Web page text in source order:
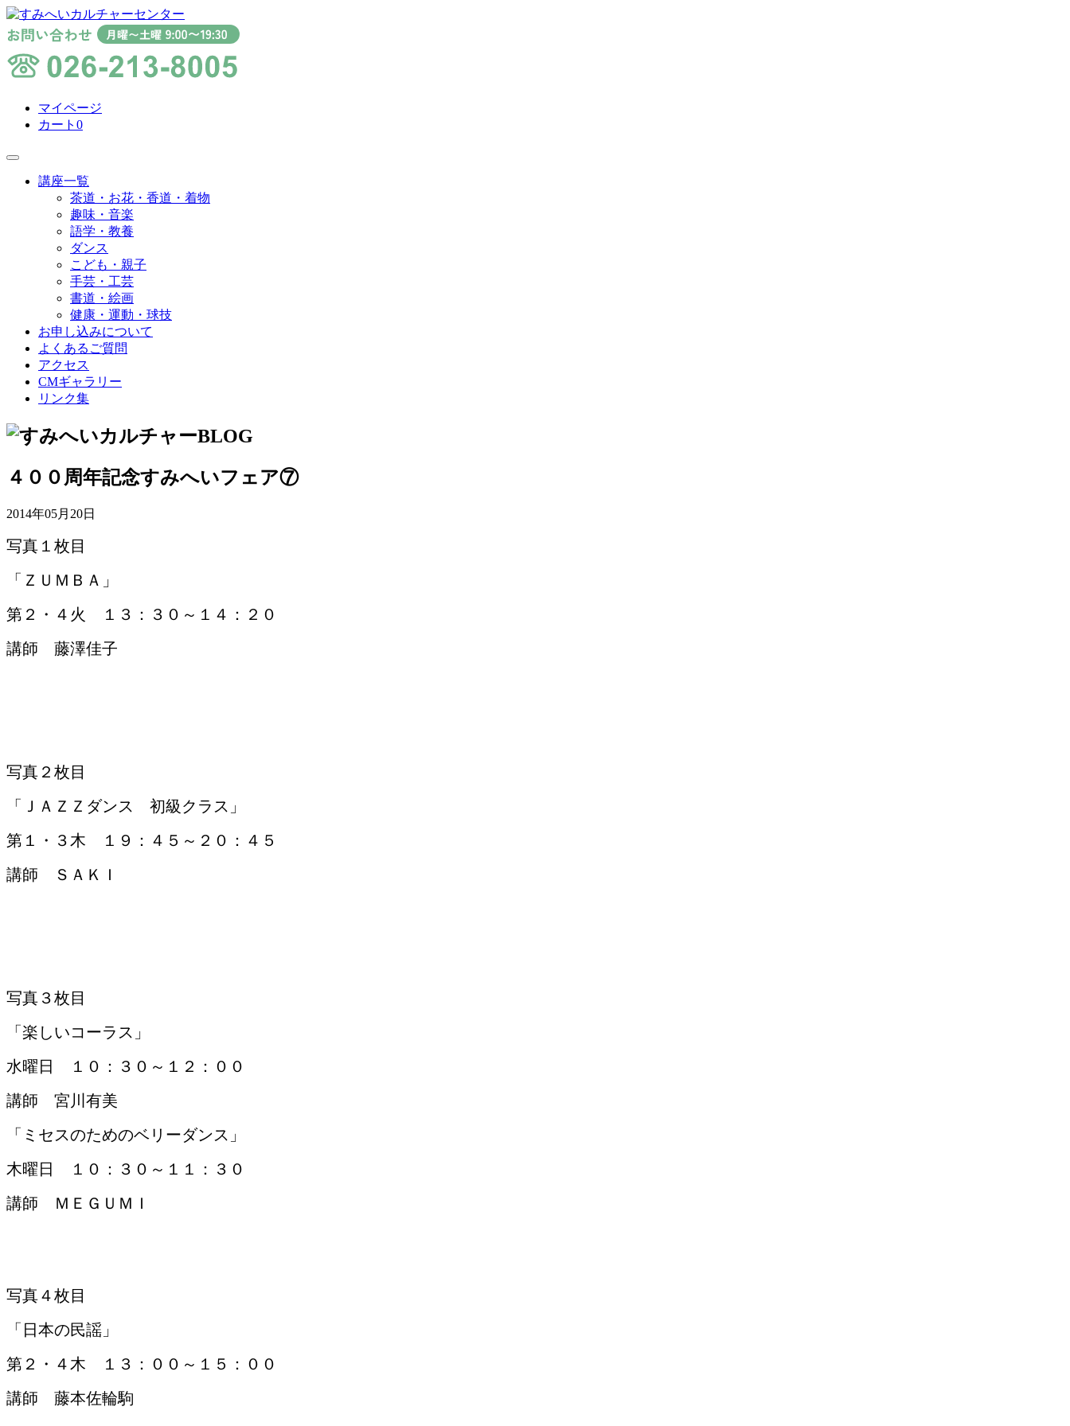
マイページ
カート 0
講座一覧
茶道・お花・香道・着物
趣味・音楽
語学・教養
ダンス
こども・親子
手芸・工芸
書道・絵画
健康・運動・球技
お申し込みについて
よくあるご質問
アクセス
CMギャラリー
リンク集
４００周年記念すみへいフェア⑦
2014年05月20日
写真１枚目
「ＺＵＭＢＡ」
第２・４火 １３：３０～１４：２０
講師 藤澤佳子
写真２枚目
「ＪＡＺＺダンス 初級クラス」
第１・３木 １９：４５～２０：４５
講師 ＳＡＫＩ
写真３枚目
「楽しいコーラス」
水曜日 １０：３０～１２：００
講師 宮川有美
「ミセスのためのベリーダンス」
木曜日 １０：３０～１１：３０
講師 ＭＥＧＵＭＩ
写真４枚目
「日本の民謡」
第２・４木 １３：００～１５：００
講師 藤本佐輪駒